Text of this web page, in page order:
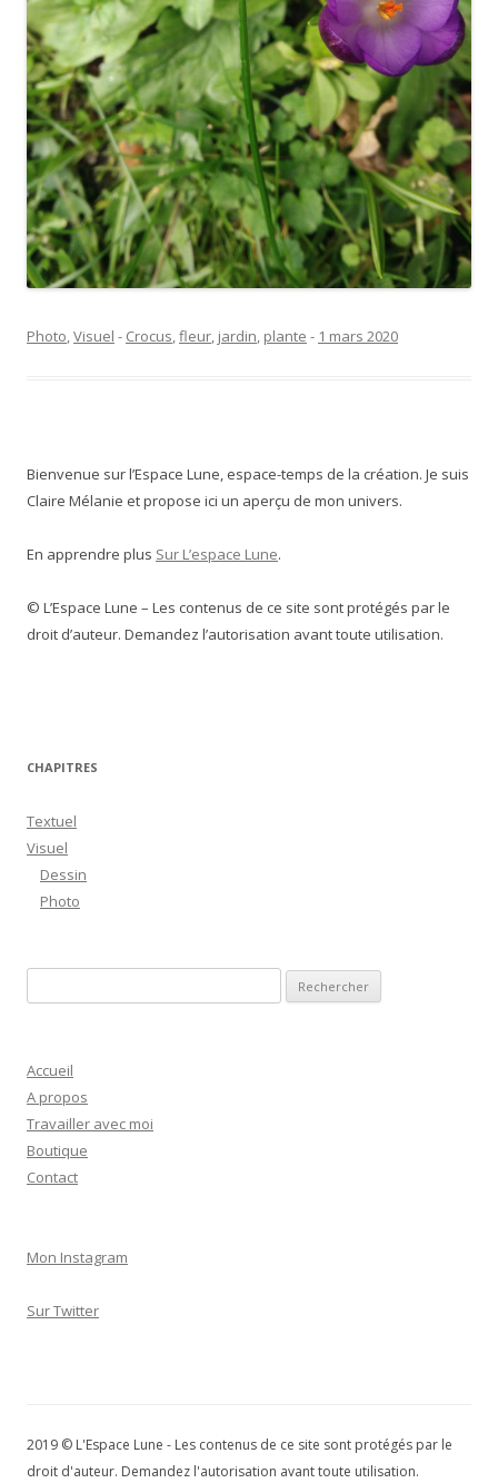
Photo,Visuel - Crocus,fleur, jardin, plante - 1 mars 2020
Bienvenue sur l’Espace Lune, espace-temps de la création. Je suis
Claire Mélanie et propose ici un aperçu de mon univers.
En apprendre plus Sur L’espace Lune.
© L’Espace Lune – Les contenus de ce site sont protégés par le
droit d’auteur. Demandez l’autorisation avant toute utilisation.
CHAPITRES
Textuel
Visuel
Dessin
Photo
e
h
e
r
c
h
Accueil
A propos
Travailler avec moi
Boutique
Contact
Mon Instagram
Sur Twitter
2019 © L'Espace Lune - Les contenus de ce site sont protégés par le
droit d'auteur. Demandez l'autorisation avant toute utilisation.